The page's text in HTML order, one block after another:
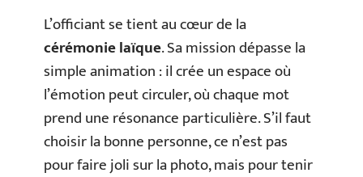
L’officiant se tient au cœur de la
cérémonie laïque. Sa mission dépasse la
simple animation : il crée un espace où
l’émotion peut circuler, où chaque mot
prend une résonance particulière. S’il faut
choisir la bonne personne, ce n’est pas
pour faire joli sur la photo, mais pour tenir